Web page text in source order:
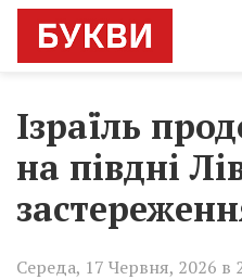
Ізраїль
на півдні
Середа, 17 Червня, 2026 в